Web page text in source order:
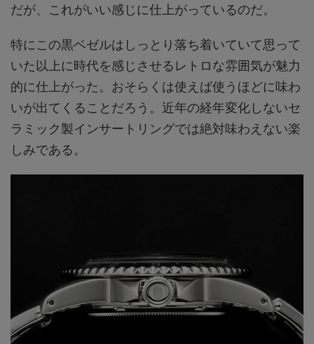
だが、これがいい感じに仕上がっているのだ。
特にこの黒ベゼルはしっとり落ち着いていて思って
いた以上に時代を感じさせるレトロな雰囲気が魅力
的に仕上がった。おそらくは使えば使うほどに味わ
いが出てくることだろう。近年の経年変化しないセ
ラミック製インサートリングでは絶対味わえない楽
しみである。